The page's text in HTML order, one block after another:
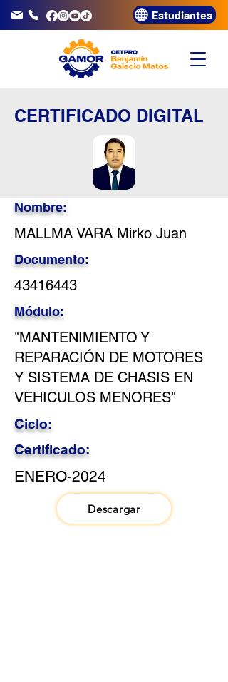
3320072 Estudiantes
CERTIFICADO DIGITAL
Nombre:
MALLMA VARA Mirko Juan
Documento:
43416443
Módulo:
"MANTENIMIENTO Y
REPARACIÓN DE MOTORES
Y SISTEMA DE CHASIS EN
VEHICULOS MENORES"
Ciclo:
Certificado:
ENERO-2024
Descargar